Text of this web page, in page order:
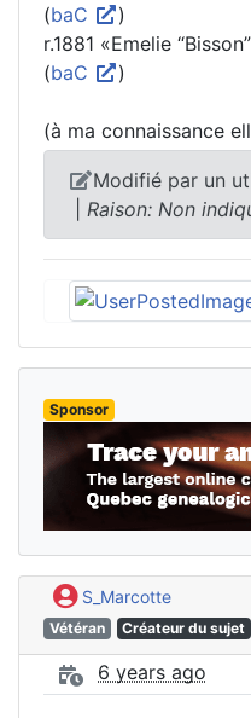
(baC
)
r.1881 «Emelie
(baC )
(à ma connaissance
Modifié par un
Raison: Non
Sponsor
S_Marcotte
Vétéran Créateur du sujet
6 years ago